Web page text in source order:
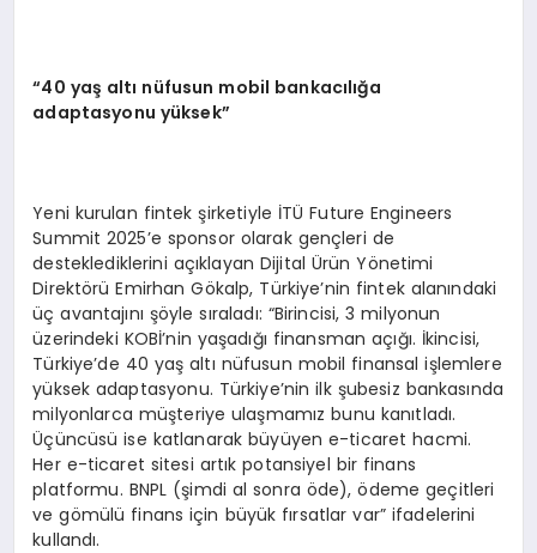
“40 yaş altı nüfusun mobil bankacılığa
adaptasyonu yüksek”
Yeni kurulan fintek şirketiyle İTÜ Future Engineers
Summit 2025’e sponsor olarak gençleri de
desteklediklerini açıklayan Dijital Ürün Yönetimi
Direktörü Emirhan Gökalp, Türkiye’nin fintek alanındaki
üç avantajını şöyle sıraladı: “Birincisi, 3 milyonun
üzerindeki KOBİ’nin yaşadığı finansman açığı. İkincisi,
Türkiye’de 40 yaş altı nüfusun mobil finansal işlemlere
yüksek adaptasyonu. Türkiye’nin ilk şubesiz bankasında
milyonlarca müşteriye ulaşmamız bunu kanıtladı.
Üçüncüsü ise katlanarak büyüyen e-ticaret hacmi.
Her e-ticaret sitesi artık potansiyel bir finans
platformu. BNPL (şimdi al sonra öde), ödeme geçitleri
ve gömülü finans için büyük fırsatlar var” ifadelerini
kullandı.